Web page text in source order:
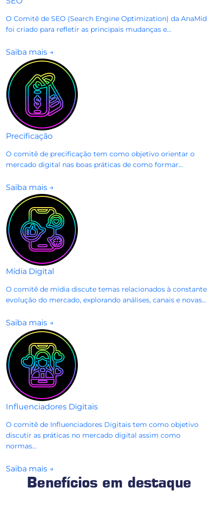
O Comitê de SEO (Search Engine Optimization) da AnaMid
foi criado para refletir as principais mudanças e...
Saiba mais →
Precificação
O comitê de precificação tem como objetivo orientar o
mercado digital nas boas práticas de como formar...
Saiba mais →
Mídia Digital
O comitê de mídia discute temas relacionados à constante
evolução do mercado, explorando análises, canais e novas...
Saiba mais →
Influenciadores Digitais
O comitê de Influenciadores Digitais tem como objetivo
discutir as práticas no mercado digital assim como
normas...
Saiba mais →
Benefícios em destaque